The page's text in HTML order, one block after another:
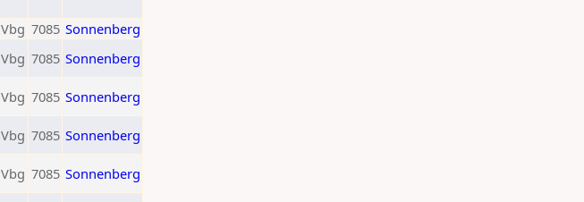
Vbg 7085 Sonnenberg
Vbg 7085 Sonnenberg
Vbg 7085 Sonnenberg
Vbg 7085 Sonnenberg
Vbg 7085 Sonnenberg